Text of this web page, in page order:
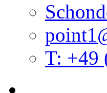
T: +49